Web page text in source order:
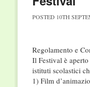
POSTED 10TH
Regolamento e
Il Festival è
istituti scolastici
1) Film